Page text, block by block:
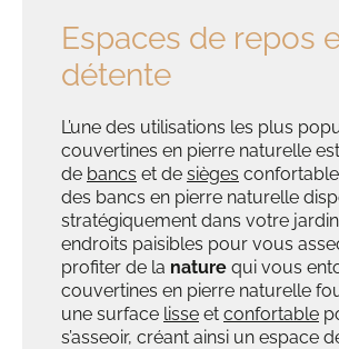
Espaces de repos
détente
L’une des utilisations les plus
couvertines en pierre naturelle
de bancs et de sièges
des bancs en pierre naturelle
stratégiquement dans votre
endroits paisibles pour vous
profiter de la nature qui vous
couvertines en pierre naturelle
une surface lisse et confortable
s’asseoir, créant ainsi un espace